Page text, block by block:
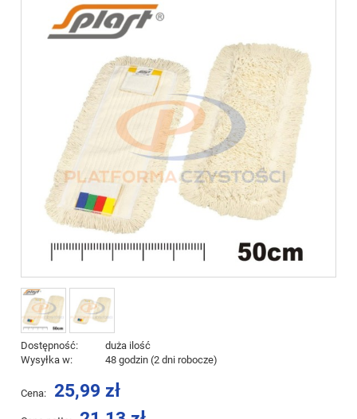
Dostępność:
duża ilość
Wysyłka w:
48 godzin (2 dni robocze)
Cena: 25,99 zł